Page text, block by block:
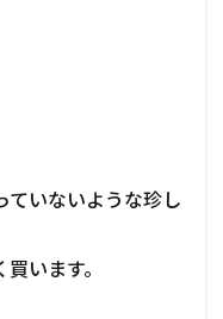
ていないような珍し
います。